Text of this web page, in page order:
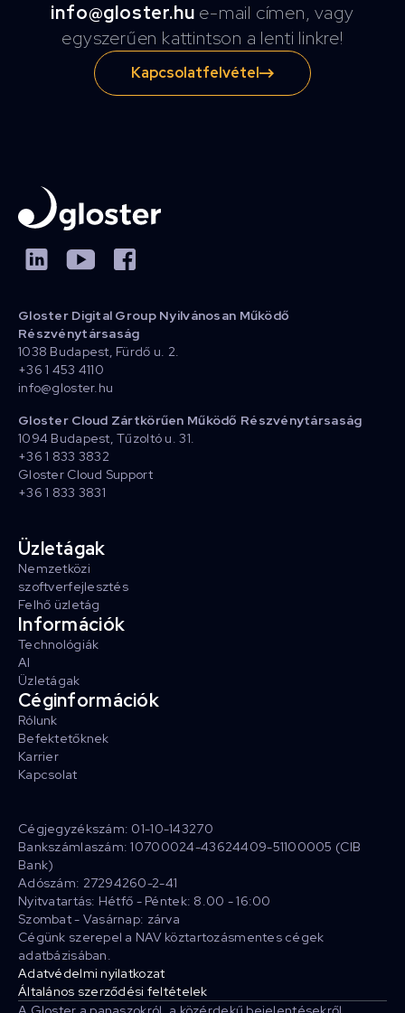
info@gloster.hu e-mail címen, vagy
egyszerűen kattintson a lenti linkre!
Kapcsolatfelvétel
Gloster Digital Group Nyilvánosan Működő
Részvénytársaság
1038 Budapest, Fürdő u. 2.
+36 1 453 4110
info@gloster.hu
Gloster Cloud Zártkörűen Működő Részvénytársaság
1094 Budapest, Tűzoltó u. 31.
+36 1 833 3832
Gloster Cloud Support
+36 1 833 3831
Üzletágak
Nemzetközi
szoftverfejlesztés
Felhő üzletág
Információk
Technológiák
AI
Üzletágak
Céginformációk
Rólunk
Befektetőknek
Karrier
Kapcsolat
Cégjegyzékszám: 01-10-143270
Bankszámlaszám: 10700024-43624409-51100005 (CIB
Bank)
Adószám: 27294260-2-41
Nyitvatartás: Hétfő - Péntek: 8.00 - 16:00
Szombat - Vasárnap: zárva
Cégünk szerepel a NAV köztartozásmentes cégek
adatbázisában.
Adatvédelmi nyilatkozat
Általános szerződési feltételek